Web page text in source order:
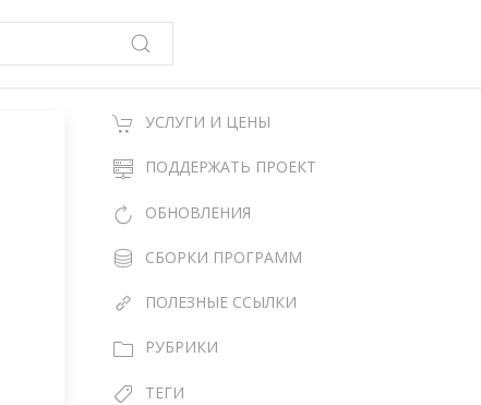
УСЛУГИ И ЦЕНЫ
ПОДДЕРЖАТЬ ПРОЕКТ
ОБНОВЛЕНИЯ
СБОРКИ ПРОГРАММ
ПОЛЕЗНЫЕ ССЫЛКИ
РУБРИКИ
ТЕГИ